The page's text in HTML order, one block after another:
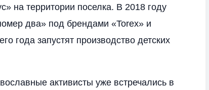
на территории поселка. В 2018 году
два» под брендами «Torex» и
года запустят производство детских
активисты уже встречались в